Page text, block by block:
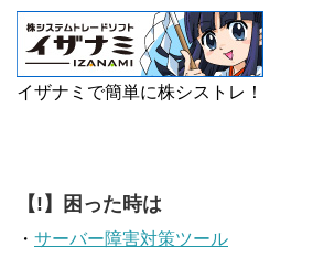
イザナミで簡単に株シストレ！
【!】困った時は
・ サーバー障害対策ツール